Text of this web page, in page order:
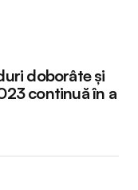
doborâte și
continuă în a